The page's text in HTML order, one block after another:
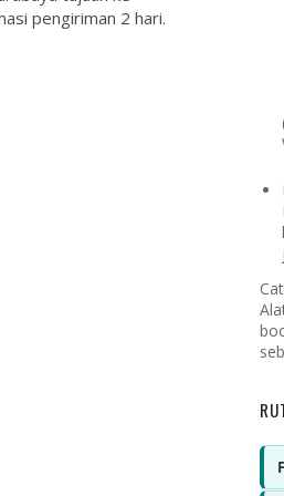
pengiriman 2 hari.